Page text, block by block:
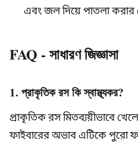
এবং জল দিয়ে পাতলা করার
FAQ - সাধারণ জিজ্ঞাসা
1. প্রাকৃতিক রস কি স্বাস্থ্যকর?
প্রাকৃতিক রস মিতব্যয়ীভাবে খেলে
ফাইবারের অভাব এটিকে পুরো